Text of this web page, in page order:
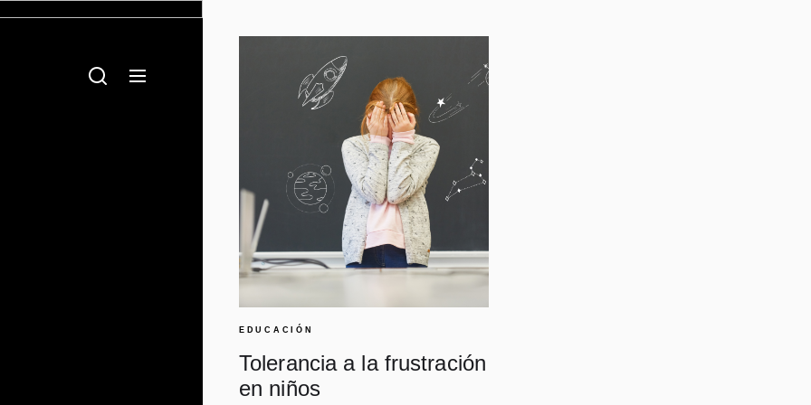
EDUCACIÓN
Tolerancia a la frustración
en niños